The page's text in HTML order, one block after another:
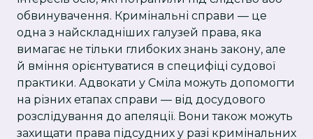
обвинувачення. Кримінальні справи — це
одна з найскладніших галузей права, яка
вимагає не тільки глибоких знань закону, але
й вміння орієнтуватися в специфіці судової
практики. Адвокати у Сміла можуть допомогти
на різних етапах справи — від досудового
розслідування до апеляції. Вони також можуть
захищати права підсудних у разі кримінальних